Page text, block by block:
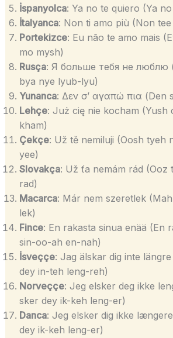
İspanyolca: Ya no te quiero (Ya
İtalyanca: Non ti amo più (Non
Portekizce: Eu não te amo mais
mo mysh)
Rusça: Я больше тебя не люблю
bya nye lyub-lyu)
Yunanca: Δεν σ’ αγαπώ πια (Den
Lehçe: Już cię nie kocham (Yush
kham)
Çekçe: Už tě nemiluji (Oosh tyeh
yee)
Slovakça: Už ťa nemám rád (Ooz
rad)
Macarca: Már nem szeretlek
lek)
Fince: En rakasta sinua enää (En
sin-oo-ah en-nah)
İsveççe: Jag älskar dig inte
dey in-teh leng-reh)
Norveççe: Jeg elsker deg ikke
sker dey ik-keh leng-er)
Danca: Jeg elsker dig ikke
dey ik-keh leng-er)